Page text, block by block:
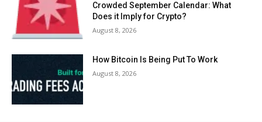
Crowded September Calendar: What
Does it Imply for Crypto?
August 8, 2026
How Bitcoin Is Being Put To Work
August 8, 2026